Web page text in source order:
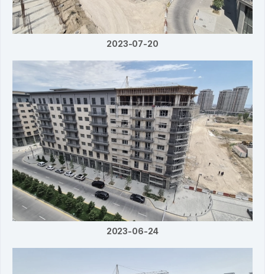
2023-07-20
2023-06-24